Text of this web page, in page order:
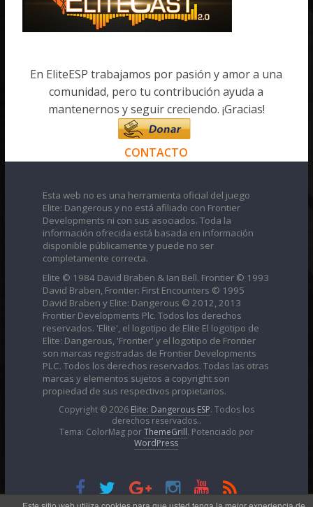
En EliteESP trabajamos por pasión y amor a una
comunidad, pero tu contribución ayuda a
mantenernos y seguir creciendo. ¡Gracias!
CONTACTO
Esta web no es una herramienta oficial del juego
Elite: Dangerous y no está afiliado con Frontier
Developments ni con sus asociados. Toda la
información ofrecida está basada en información
disponible públicamente y puede no ser
completamente correcta.
Elite © 1984 David Braben & Ian Bell. Frontier © 1993
David Braben, Frontier: First Encounters © 1995
David Braben y Elite: Dangerous © 2012, 2013
Frontier Developments Plc. Todos los derechos
reservados. 'Elite', el logotipo de Elite El logotipo de
Elite: Dangerous, 'Frontier' y el logotipo de Frontier
son marcas registradas de Frontier Developments
PLC. Todos los derechos reservados. Todas las otras
marcas y elementos sujetos a copyright son
propiedad de sus respectivos propietarios.
Copyright © 2026 Elite: Dangerous ESP . Todos los
derechos reservados..
Tema: ColorMag porThemeGrill . Potenciado por
WordPress